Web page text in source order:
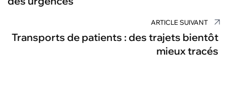
l’article
ARTICLE SUIVANT
Transports de patients : des trajets bientôt
mieux tracés